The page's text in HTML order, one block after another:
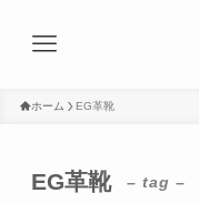
ホーム EG革靴
EG革靴 – tag –